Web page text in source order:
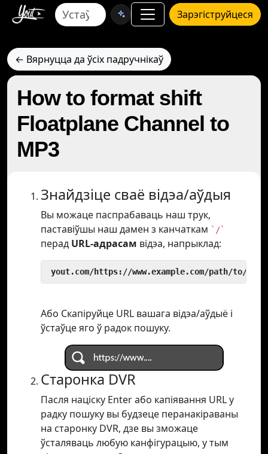
Зарэгіструйцеся
← Вярнуцца да ўсіх падручнікаў
How to format shift
Floatplane Channel to
MP3
Знайдзіце сваё відэа/аўдыя
Вы можаце паспрабаваць наш трук,
паставіўшы наш дамен з канчаткам `/`
перад URL-адрасам відэа, напрыклад:
yout.com/https://www.example.com/path/to/
Або Скапіруйце URL вашага відэа/аўдыё і
ўстаўце яго ў радок пошуку.
Старонка DVR
Пасля націску Enter або капіявання URL у
радку пошуку вы будзеце перанакіраваны
на старонку DVR, дзе вы зможаце
ўсталяваць любую канфігурацыю, у тым